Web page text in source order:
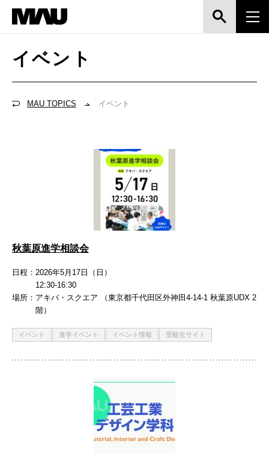
MAU TOPICS イベント
イベント
秋葉原進学相談会
日程
2026年5月17日（日）
12:30-16:30
場所
アキバ・スクエア （東京都千代田区外神田4-14-1 秋葉原UDX 2
階）
イベント 進学イベント イベント情報 受験生サイト